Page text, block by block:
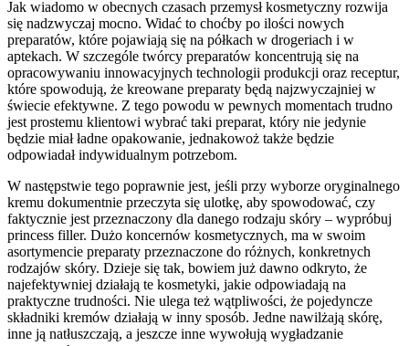
Jak wiadomo w obecnych czasach przemysł kosmetyczny rozwija
się nadzwyczaj mocno. Widać to choćby po ilości nowych
preparatów, które pojawiają się na półkach w drogeriach i w
aptekach. W szczególe twórcy preparatów koncentrują się na
opracowywaniu innowacyjnych technologii produkcji oraz receptur,
które spowodują, że kreowane preparaty będą najzwyczajniej w
świecie efektywne. Z tego powodu w pewnych momentach trudno
jest prostemu klientowi wybrać taki preparat, który nie jedynie
będzie miał ładne opakowanie, jednakowoż także będzie
odpowiadał indywidualnym potrzebom.
W następstwie tego poprawnie jest, jeśli przy wyborze oryginalnego
kremu dokumentnie przeczyta się ulotkę, aby spowodować, czy
faktycznie jest przeznaczony dla danego rodzaju skóry – wypróbuj
princess filler. Dużo koncernów kosmetycznych, ma w swoim
asortymencie preparaty przeznaczone do różnych, konkretnych
rodzajów skóry. Dzieje się tak, bowiem już dawno odkryto, że
najefektywniej działają te kosmetyki, jakie odpowiadają na
praktyczne trudności. Nie ulega też wątpliwości, że pojedyncze
składniki kremów działają w inny sposób. Jedne nawilżają skórę,
inne ją natłuszczają, a jeszcze inne wywołują wygładzanie